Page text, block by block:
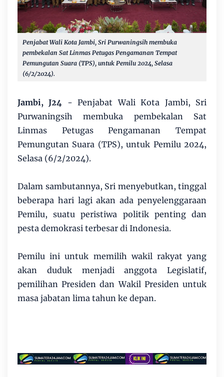
Penjabat Wali Kota Jambi, Sri Purwaningsih membuka
pembekalan Sat Linmas Petugas Pengamanan Tempat
Pemungutan Suara (TPS), untuk Pemilu 2024, Selasa
(6/2/2024).
Jambi, J24 - Penjabat Wali Kota Jambi, Sri
Purwaningsih membuka pembekalan Sat
Linmas Petugas Pengamanan Tempat
Pemungutan Suara (TPS), untuk Pemilu 2024,
Selasa (6/2/2024).
Dalam sambutannya, Sri menyebutkan, tinggal
beberapa hari lagi akan ada penyelenggaraan
Pemilu, suatu peristiwa politik penting dan
pesta demokrasi terbesar di Indonesia.
Pemilu ini untuk memilih wakil rakyat yang
akan duduk menjadi anggota Legislatif,
pemilihan Presiden dan Wakil Presiden untuk
masa jabatan lima tahun ke depan.